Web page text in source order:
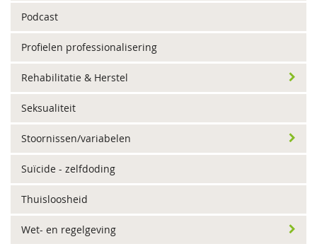
Podcast
Profielen professionalisering
Rehabilitatie & Herstel
Seksualiteit
Stoornissen/variabelen
Suïcide - zelfdoding
Thuisloosheid
Wet- en regelgeving